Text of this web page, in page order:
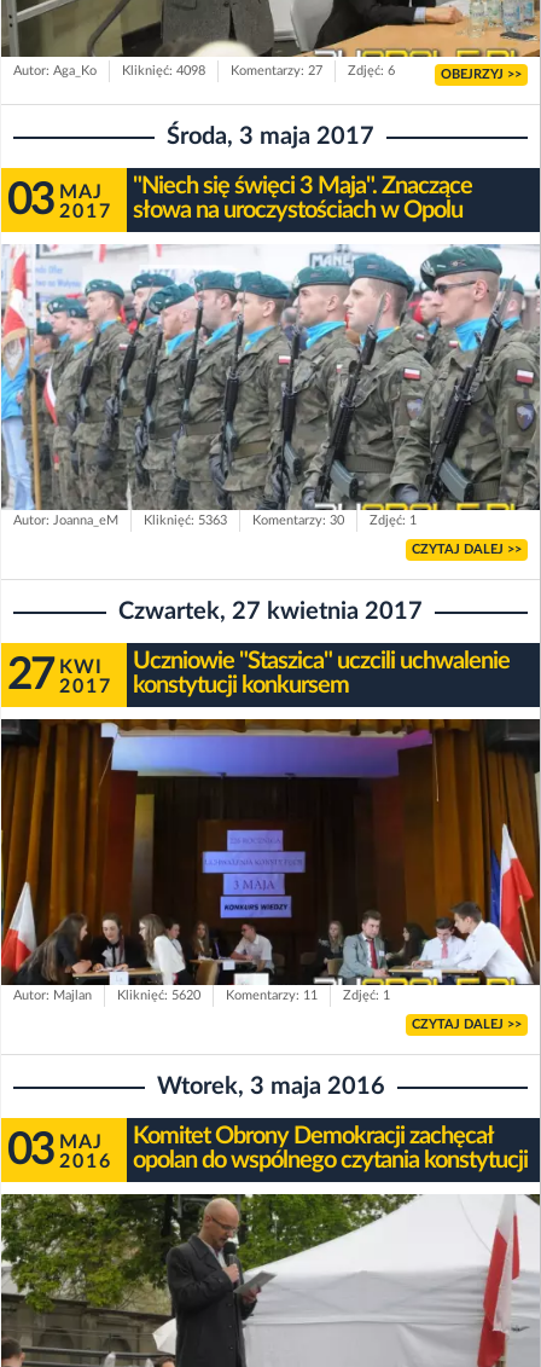
Autor: Aga_Ko Kliknięć: 4098 Komentarzy: 27 Zdjęć: 6 OBEJRZYJ >>
Środa, 3 maja 2017
03 MAJ
2017
"Niech się święci 3 Maja". Znaczące
słowa na uroczystościach w Opolu
Autor: Joanna_eM Kliknięć: 5363 Komentarzy: 30 Zdjęć: 1
CZYTAJ DALEJ >>
Czwartek, 27 kwietnia 2017
27 KWI
2017
Uczniowie "Staszica" uczcili uchwalenie
konstytucji konkursem
Autor: Majlan Kliknięć: 5620 Komentarzy: 11 Zdjęć: 1
CZYTAJ DALEJ >>
Wtorek, 3 maja 2016
03 MAJ
2016
Komitet Obrony Demokracji zachęcał
opolan do wspólnego czytania konstytucji